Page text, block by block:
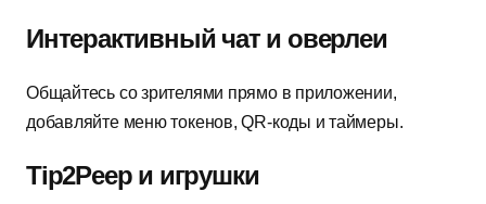
Интерактивный чат и оверлеи
Общайтесь со зрителями прямо в приложении,
добавляйте меню токенов, QR-коды и таймеры.
Tip2Peep и игрушки